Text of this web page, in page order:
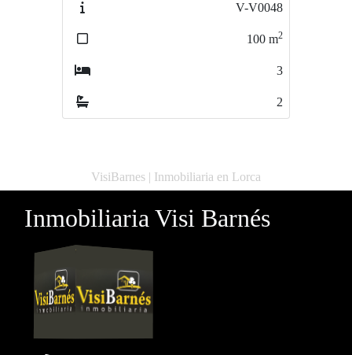
V-V0048
m2
VisiBarnes | Inmobiliaria en Lorca
Inmobiliaria Visi Barnés